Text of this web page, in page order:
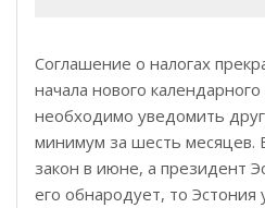
Соглашение о налогах
начала нового
необходимо уведомить
минимум за шесть месяцев.
закон в июне, а президент
его обнародует, то